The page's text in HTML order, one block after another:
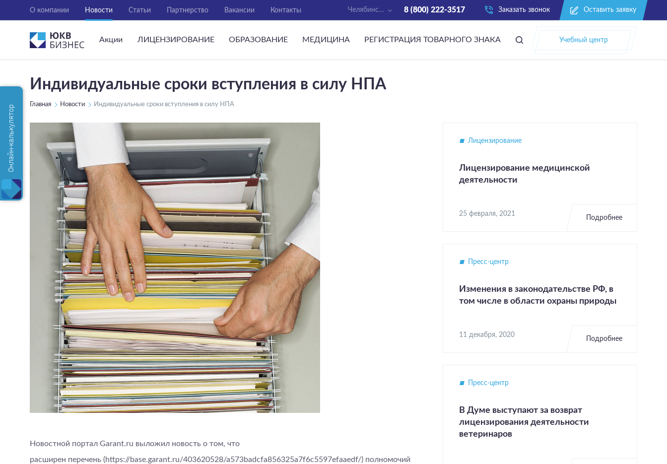
О компании Новости Статьи Партнерство Вакансии Контакты Челябинс… 8 (800) 222-3517 Заказать звонок Оставить заявку
Акции ЛИЦЕНЗИРОВАНИЕ ОБРАЗОВАНИЕ МЕДИЦИНА РЕГИСТРАЦИЯ ТОВАРНОГО ЗНАКА Учебный центр
Индивидуальные сроки вступления в силу НПА
Главная Новости Индивидуальные сроки вступления в силу НПА
Новостной портал Garant.ru выложил новость о том, что
расширен перечень (https://base.garant.ru/403620528/a573badcfa856325a7f6c5597efaaedf/) полномочий
Лицензирование
Лицензирование медицинской
деятельности
25 февраля, 2021
Подробнее
Пресс-центр
Изменения в законодательстве РФ, в
том числе в области охраны природы
11 декабря, 2020
Подробнее
Пресс-центр
В Думе выступают за возврат
лицензирования деятельности
ветеринаров
Онлайн-калькулятор